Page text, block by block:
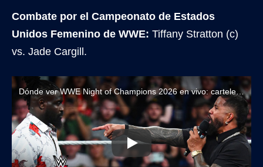
Combate por el Campeonato de Estados
Unidos Femenino de WWE: Tiffany Stratton (c)
vs. Jade Cargill.
Dónde ver WWE Night of Champions 2026 en vivo: cartelera oficial y transmisiones